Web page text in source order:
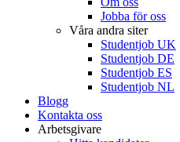
Jobba för oss
Våra andra siter
Studentjob UK
Studentjob DE
Studentjob ES
Studentjob NL
Blogg
Kontakta oss
Arbetsgivare